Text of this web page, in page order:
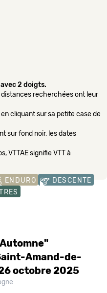
2 doigts.
recherchées ont leur
cliquant sur sa petite case de
sur fond noir, les dates
VTTAE signifie VTT à
ENDURO
DESCENTE
Amand-de-
octobre 2025